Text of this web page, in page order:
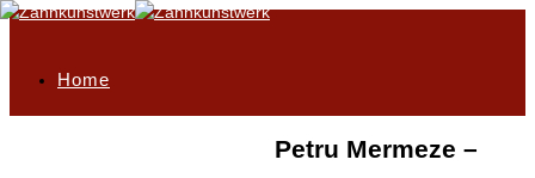
Home
Petru Mermeze –